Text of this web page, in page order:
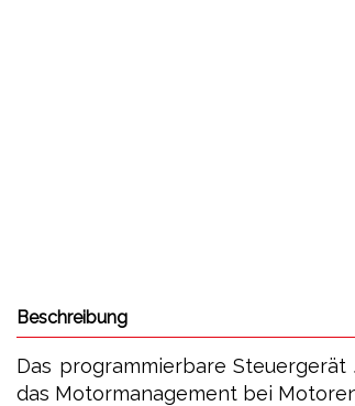
Beschreibung
Das programmierbare
das Motormanagement bei